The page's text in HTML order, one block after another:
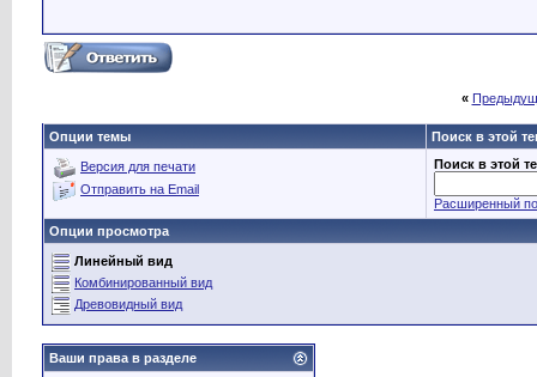
«
Опции темы Поиск в этой
Версия для печати
Отправить на Email
Поиск в этой
Расширенный
Опции просмотра
Линейный вид
Комбинированный вид
Древовидный вид
Ваши права в разделе